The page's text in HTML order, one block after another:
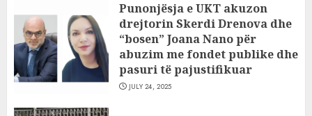
Punonjësja e UKT akuzon
drejtorin Skerdi Drenova dhe
“bosen” Joana Nano për
abuzim me fondet publike dhe
pasuri të pajustifikuar
JULY 24, 2025